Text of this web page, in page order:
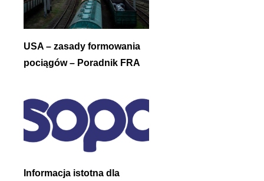
USA – zasady formowania
pociągów – Poradnik FRA
Informacja istotna dla